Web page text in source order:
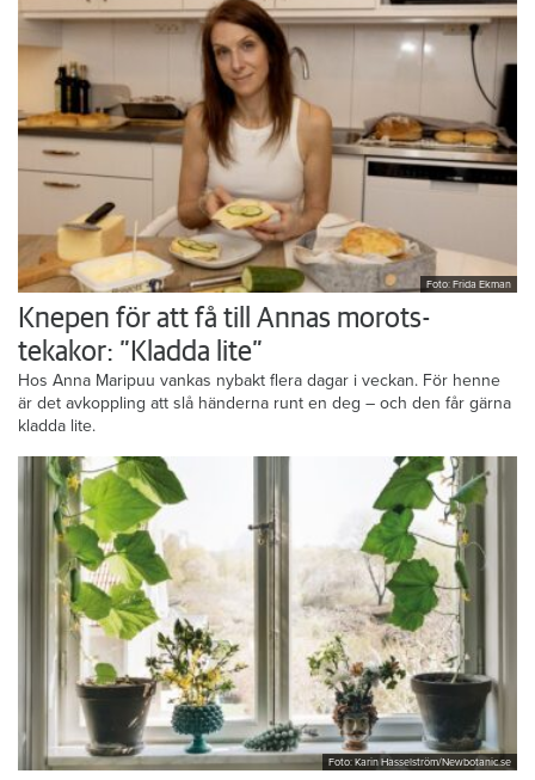
Foto: Frida Ekman
Knepen för att få till Annas morots-
tekakor: ”Kladda lite”
Hos Anna Maripuu vankas nybakt flera dagar i veckan. För henne
är det avkoppling att slå händerna runt en deg – och den får gärna
kladda lite.
Foto: Karin Hasselström/Newbotanic.se